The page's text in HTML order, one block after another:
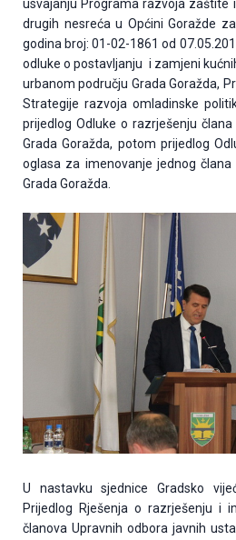
usvajanju Programa razvoja zaštite
drugih nesreća u Općini Goražde
godina broj: 01-02-1861 od
odluke o postavljanju i zamjeni
urbanom području Grada Goražda,
Strategije razvoja omladinske
prijedlog Odluke o razrješenju
Grada Goražda, potom prijedlog
oglasa za imenovanje jednog
Grada Goražda.
U nastavku sjednice Gradsko
Prijedlog Rješenja o razrješenju i
članova Upravnih odbora javnih